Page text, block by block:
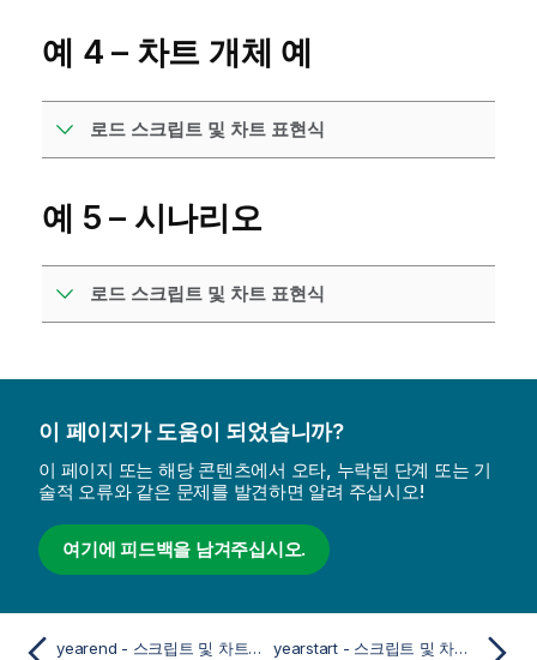
예 4 – 차트 개체 예
로드 스크립트 및 차트 표현식
예 5 – 시나리오
로드 스크립트 및 차트 표현식
이 페이지가 도움이 되었습니까?
이 페이지 또는 해당 콘텐츠에서 오타, 누락된 단계 또는 기
술적 오류와 같은 문제를 발견하면 알려 주십시오!
여기에 피드백을 남겨주십시오.
yearend - 스크립트 및 차트 함수 yearstart - 스크립트 및 차트 함수